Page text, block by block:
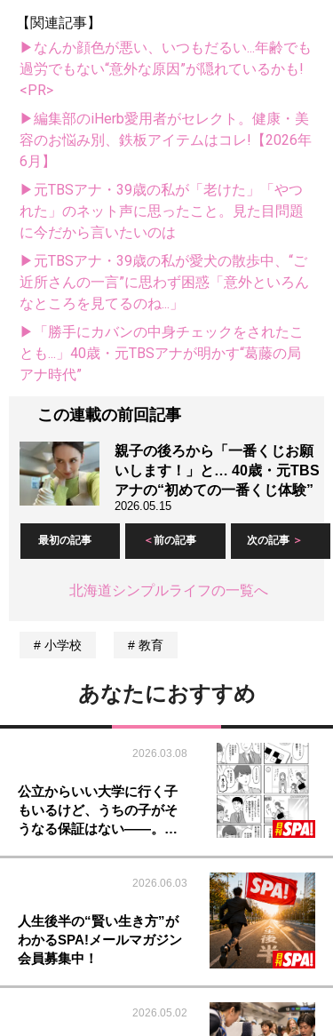
【関連記事】
▶なんか顔色が悪い、いつもだるい...年齢でも
過労でもない“意外な原因”が隠れているかも!
<PR>
▶編集部のiHerb愛用者がセレクト。健康・美
容のお悩み別、鉄板アイテムはコレ!【2026年
6月】
▶元TBSアナ・39歳の私が「老けた」「やつ
れた」のネット声に思ったこと。見た目問題
に今だから言いたいのは
▶元TBSアナ・39歳の私が愛犬の散歩中、“ご
近所さんの一言”に思わず困惑「意外といろん
なところを見てるのね...」
▶「勝手にカバンの中身チェックをされたこ
とも...」40歳・元TBSアナが明かす“葛藤の局
アナ時代”
この連載の前回記事
親子の後ろから「一番くじお願
いします！」と… 40歳・元TBS
アナの“初めての一番くじ体験”
2026.05.15
最初の記事 前の記事 次の記事
北海道シンプルライフの一覧へ
小学校 教育
あなたにおすすめ
2026.03.08
公立からいい大学に行く子
もいるけど、うちの子がそ
うなる保証はない――。…
2026.06.03
人生後半の“賢い生き方”が
わかるSPA!メールマガジン
会員募集中！
2026.05.02